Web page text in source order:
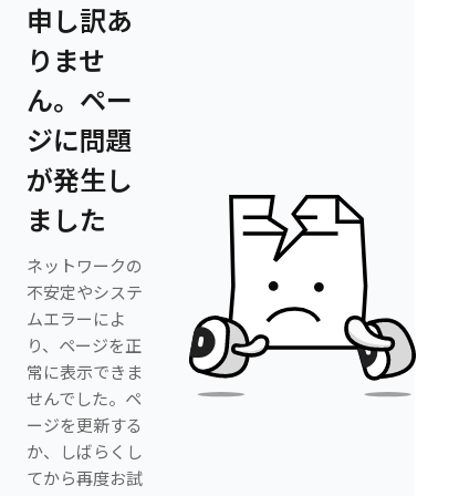
申し訳あ
りませ
ん。ペー
ジに問題
が発生し
ました
ネットワークの
不安定やシステ
ムエラーによ
り、ページを正
常に表示できま
せんでした。ペ
ージを更新する
か、しばらくし
てから再度お試